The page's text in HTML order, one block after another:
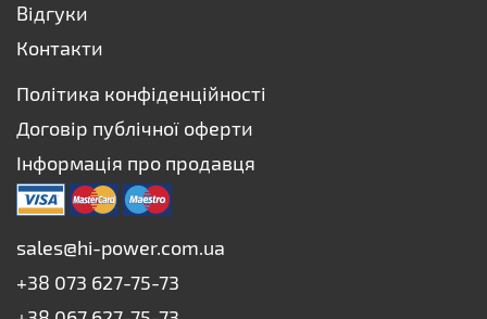
Відгуки
Контакти
Політика конфіденційності
Договір публічної оферти
Інформація про продавця
sales@hi-power.com.ua
+38 073 627-75-73